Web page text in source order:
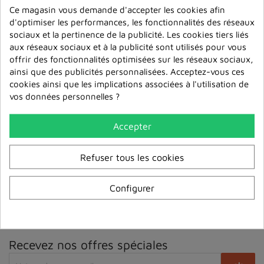
PAIEMENT SECURISÉ
3D Secure
TRANSPORT EXPRESS 72/96H
Livraison France & Europe
Recevez nos offres spéciales
Ce magasin vous demande d'accepter les cookies afin
d'optimiser les performances, les fonctionnalités des réseaux
sociaux et la pertinence de la publicité. Les cookies tiers liés
aux réseaux sociaux et à la publicité sont utilisés pour vous
offrir des fonctionnalités optimisées sur les réseaux sociaux,
ainsi que des publicités personnalisées. Acceptez-vous ces
cookies ainsi que les implications associées à l'utilisation de
vos données personnelles ?
Accepter
Refuser tous les cookies
Configurer